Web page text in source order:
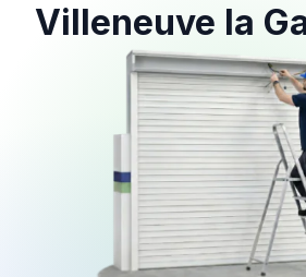
Villeneuve la